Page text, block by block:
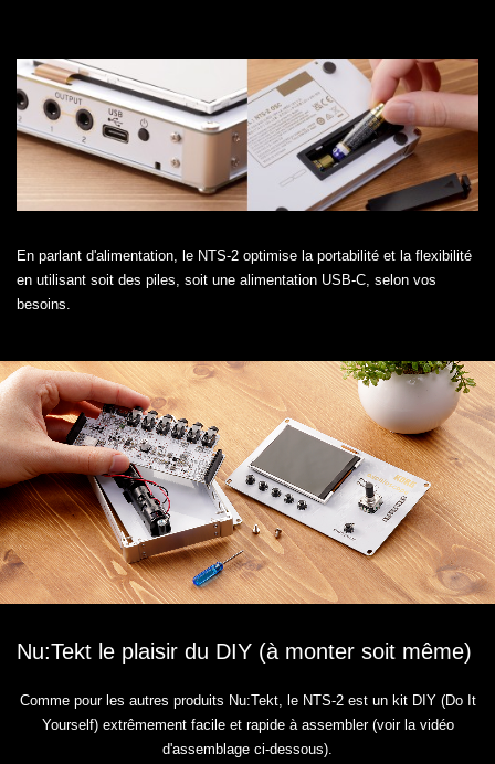
En parlant d'alimentation, le NTS-2 optimise la portabilité et la flexibilité
en utilisant soit des piles, soit une alimentation USB-C, selon vos
besoins.
Nu:Tekt le plaisir du DIY (à monter soit même)
Comme pour les autres produits Nu:Tekt, le NTS-2 est un kit DIY (Do It
Yourself) extrêmement facile et rapide à assembler (voir la vidéo
d'assemblage ci-dessous).